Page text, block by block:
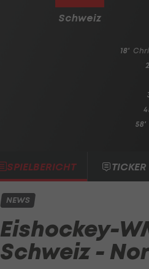
Schweiz
18'
58'
SPIELBERICHT TICKER
NEWS
Eishockey-
Schweiz -